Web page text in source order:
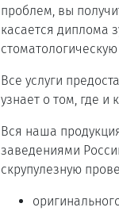
проблем, вы
касается диплома
Все услуги
узнает о том, где и
Вся наша
заведениями
скрупулезную